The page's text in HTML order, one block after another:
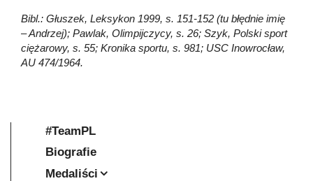
Bibl.: Głuszek, Leksykon 1999, s. 151-152 (tu błędnie imię
– Andrzej); Pawlak, Olimpijczycy, s. 26; Szyk, Polski sport
ciężarowy, s. 55; Kronika sportu, s. 981; USC Inowrocław,
AU 474/1964.
#TeamPL
Biografie
Medaliści